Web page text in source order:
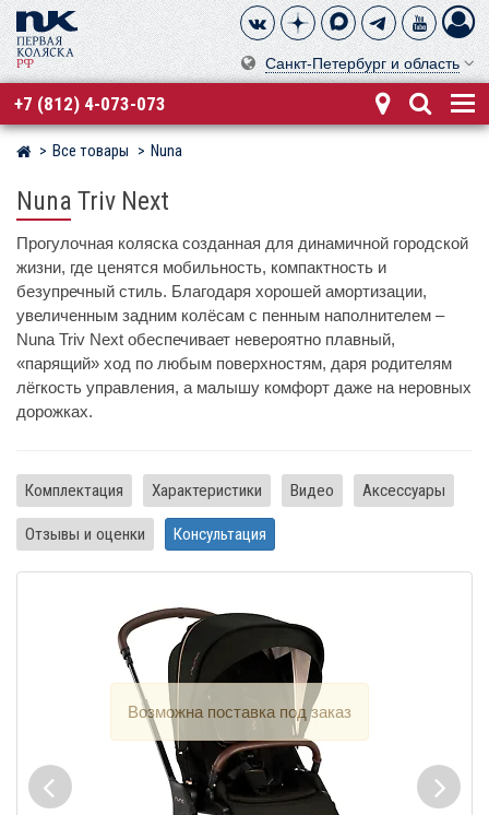
Санкт-Петербург и область
+7 (812) 4-073-073
Магазин детских колясок
Все товары Nuna
Nuna Triv Next
Прогулочная коляска созданная для динамичной городской
жизни, где ценятся мобильность, компактность и
безупречный стиль. Благодаря хорошей амортизации,
увеличенным задним колёсам с пенным наполнителем –
Nuna Triv Next обеспечивает невероятно плавный,
«парящий» ход по любым поверхностям, даря родителям
лёгкость управления, а малышу комфорт даже на неровных
дорожках.
Комплектация Характеристики Видео Аксессуары
Отзывы и оценки Консультация